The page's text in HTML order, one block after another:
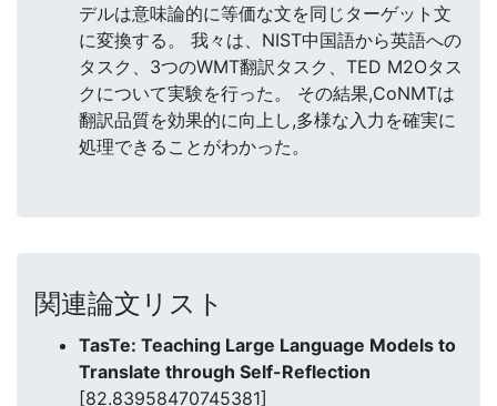
デルは意味論的に等価な文を同じターゲット文
に変換する。 我々は、NIST中国語から英語への
タスク、3つのWMT翻訳タスク、TED M2Oタス
クについて実験を行った。 その結果,CoNMTは
翻訳品質を効果的に向上し,多様な入力を確実に
処理できることがわかった。
関連論文リスト
TasTe: Teaching Large Language Models to
Translate through Self-Reflection
[82.83958470745381]